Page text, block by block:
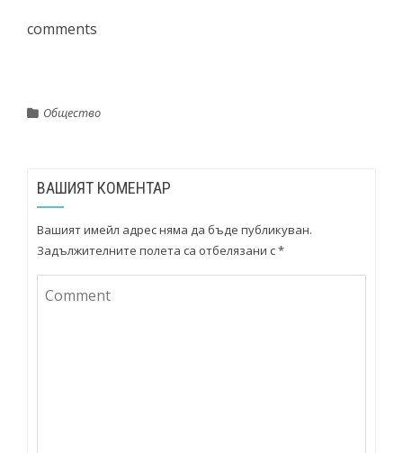
comments
Общество
ВАШИЯТ КОМЕНТАР
Вашият имейл адрес няма да бъде публикуван.
Задължителните полета са отбелязани с*